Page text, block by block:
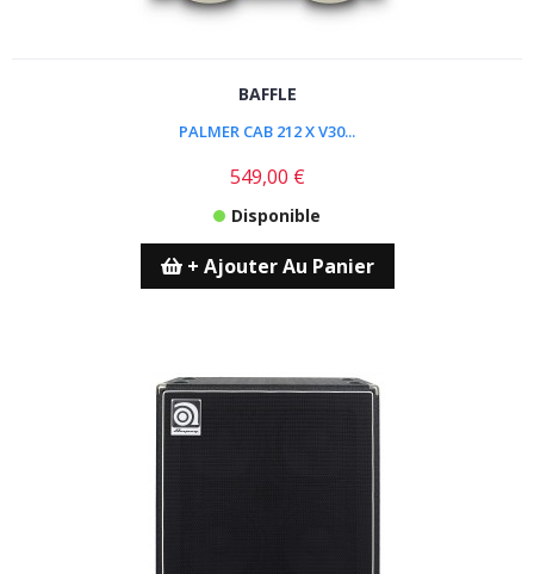
BAFFLE
PALMER CAB 212 X V30...
549,00 €
Disponible
+ Ajouter Au Panier